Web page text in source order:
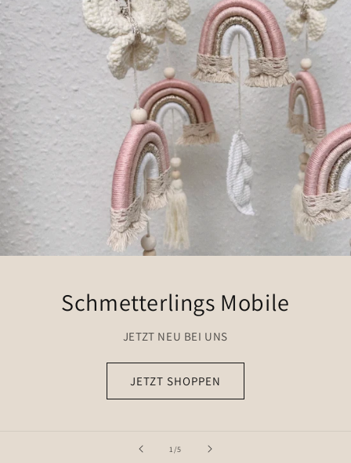
Schmetterlings Mobile
JETZT NEU BEI UNS
JETZT SHOPPEN
1 /von
5